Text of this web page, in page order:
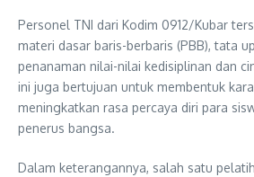
Personel TNI dari Kodim 0912/Kubar
materi dasar baris-berbaris (PBB), tata
penanaman nilai-nilai kedisiplinan dan
ini juga bertujuan untuk membentuk
meningkatkan rasa percaya diri para
penerus bangsa.
Dalam keterangannya, salah satu